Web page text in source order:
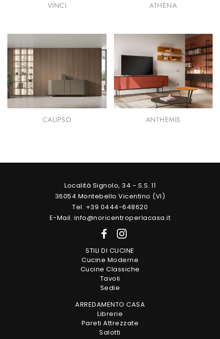
VINCI ATHENA
CALIPSO ANTHEMIS
Località Signolo, 34 - S.S. 11
36054 Montebello Vicentino (VI)
Tel. +39 0444-648620
E-Mail. info@noricentroperlacasa.it
STILI DI CUCINE
Cucine Moderne
Cucine Classiche
Tavoli
Sedie
ARREDAMENTO CASA
Librerie
Pareti Attrezzate
Salotti